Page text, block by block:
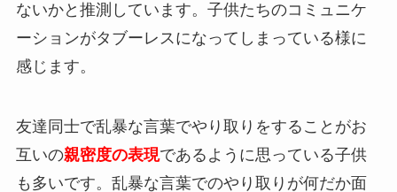
ないかと推測しています。子供たちのコミュニケ
ーションがタブーレスになってしまっている様に
感じます。
友達同士で乱暴な言葉でやり取りをすることがお
互いの親密度の表現であるように思っている子供
も多いです。乱暴な言葉でのやり取りが何だか面